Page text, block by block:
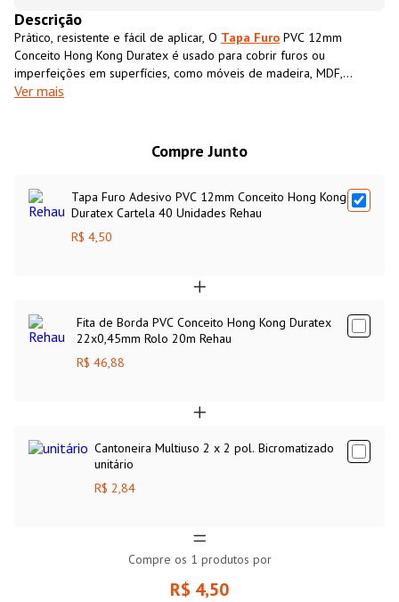
Descrição
Prático, resistente e fácil de aplicar, O Tapa Furo PVC 12mm
Conceito Hong Kong Duratex é usado para cobrir furos ou
imperfeições em superfícies, como móveis de madeira, MDF,
compensados, entre outros. Projetado para ser aplicado diretamente
ao MDF, proporcionando um acabamento limpo e uniforme.
Ver mais
Compre Junto
Tapa Furo Adesivo PVC 12mm Conceito Hong Kong
Duratex Cartela 40 Unidades Rehau
R$ 4,50
Fita de Borda PVC Conceito Hong Kong Duratex
22x0,45mm Rolo 20m Rehau
R$ 46,88
Cantoneira Multiuso 2 x 2 pol. Bicromatizado
unitário
R$ 2,84
Compre os 1 produtos por
R$ 4,50